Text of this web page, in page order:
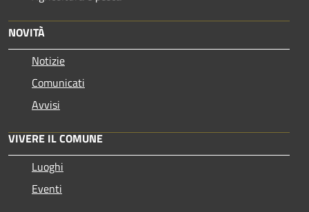
NOVITÀ
Notizie
Comunicati
Avvisi
VIVERE IL COMUNE
Luoghi
Eventi